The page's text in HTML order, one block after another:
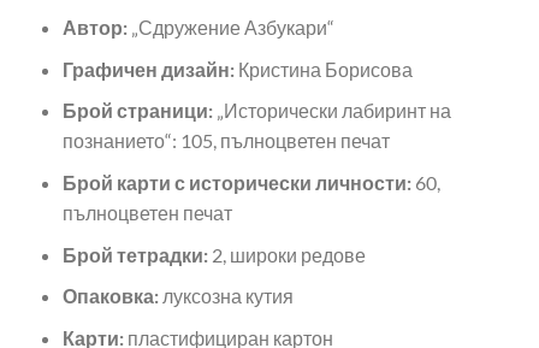
Автор:„Сдружение Азбукари“
Графичен дизайн:Кристина Борисова
Брой страници:„Исторически лабиринт на
познанието“: 105, пълноцветен печат
Брой карти с исторически личности:60,
пълноцветен печат
Брой тетрадки:2, широки редове
Опаковка:луксозна кутия
Карти: пластифициран картон